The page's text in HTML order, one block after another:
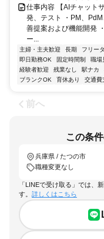
仕事内容 【AIチャット
発、テスト ・PM、
善提案および機能開発
ー...
主婦・主夫歓迎 長期 フリー
即日勤務OK
固定時間制 職場
経験者歓迎
残業なし 駅ナカ
ブランクOK
育休あり 交通費
前へ
この条
兵庫県 / たつの市
職種変更なし
「LINEで受け取る」では、
す。 詳しくはこちら